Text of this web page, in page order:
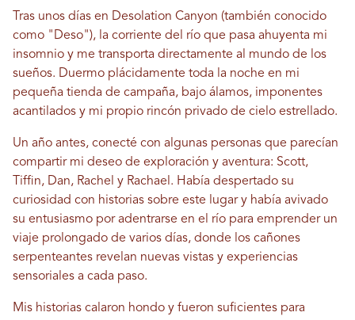
Tras unos días en Desolation Canyon (también conocido
como "Deso"), la corriente del río que pasa ahuyenta mi
insomnio y me transporta directamente al mundo de los
sueños. Duermo plácidamente toda la noche en mi
pequeña tienda de campaña, bajo álamos, imponentes
acantilados y mi propio rincón privado de cielo estrellado.
Un año antes, conecté con algunas personas que parecían
compartir mi deseo de exploración y aventura: Scott,
Tiffin, Dan, Rachel y Rachael. Había despertado su
curiosidad con historias sobre este lugar y había avivado
su entusiasmo por adentrarse en el río para emprender un
viaje prolongado de varios días, donde los cañones
serpenteantes revelan nuevas vistas y experiencias
sensoriales a cada paso.
Mis historias calaron hondo y fueron suficientes para